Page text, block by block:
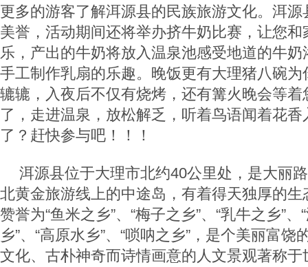
更多的游客了解洱源县的民族旅游文化。洱源
美誉，活动期间还将举办挤牛奶比赛，让您
乐，产出的牛奶将放入温泉池感受地道的牛
手工制作乳扇的乐趣。晚饭更有大理猪八碗
辘辘，入夜后不仅有烧烤，还有篝火晚会等
了，走进温泉，放松解乏，听着鸟语闻着花
了？赶快参与吧！！！
洱源县位于大理市北约40公里处，是大丽
北黄金旅游线上的中途岛，有着得天独厚的
赞誉为“鱼米之乡”、“梅子之乡”、“乳牛之乡”、
乡”、“高原水乡”、“唢呐之乡”，是个美丽富
文化、古朴神奇而诗情画意的人文景观著称